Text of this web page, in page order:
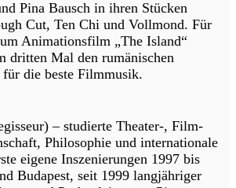
Pina Bausch in ihren Stücken
Cut, Ten Chi und Vollmond. Für
Animationsfilm „The Island“
dritten Mal den rumänischen
die beste Filmmusik.
– studierte Theater-, Film-
Philosophie und internationale
eigene Inszenierungen 1997 bis
Budapest, seit 1999 langjähriger